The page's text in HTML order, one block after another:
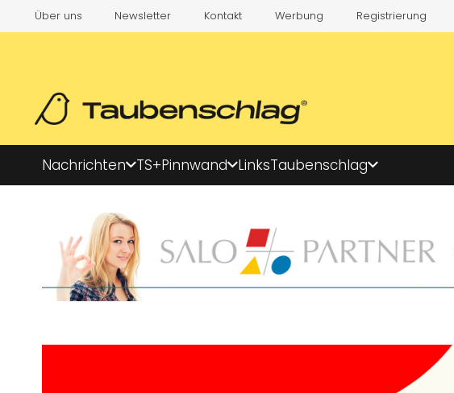
Über uns Newsletter Kontakt Werbung Registrierung
Nachrichten TS+Pinnwand LinksTaubenschlag